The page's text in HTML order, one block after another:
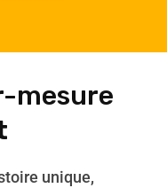
mesure
unique,